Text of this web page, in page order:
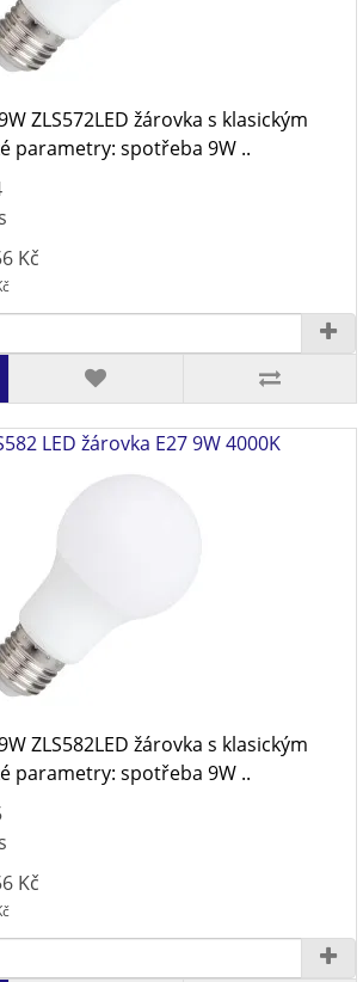
ZLS572LED žárovka s klasickým
parametry: spotřeba 9W ..
Kč
LED žárovka E27 9W 4000K
ZLS582LED žárovka s klasickým
parametry: spotřeba 9W ..
Kč